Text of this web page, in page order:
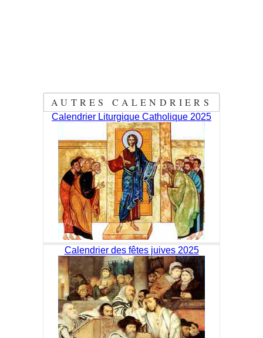
AUTRES CALENDRIERS
Calendrier Liturgique Catholique 2025
Calendrier des fêtes juives 2025